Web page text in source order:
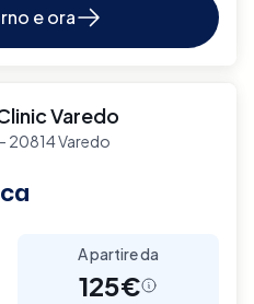
e ora
Varedo
20814 Varedo
A partire da
125€